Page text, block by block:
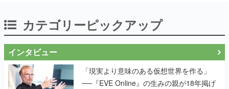
カテゴリーピックアップ
インタビュー
「現実より意味のある仮想世界を作る」
──『EVE Online』の生みの親が18年掲げ